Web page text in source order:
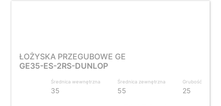
ŁOŻYSKA PRZEGUBOWE GE
GE35-ES-2RS-DUNLOP
Średnica wewnętrzna
35
Średnica zewnętrzna
55
Grubość
25